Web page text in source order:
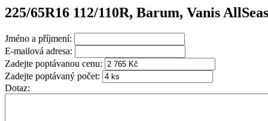
225/65R16 112/110R, Barum, Vanis
Jméno a příjmení:
E-mailová adresa:
Zadejte poptávanou cenu:
Zadejte poptávaný počet:
Dotaz: